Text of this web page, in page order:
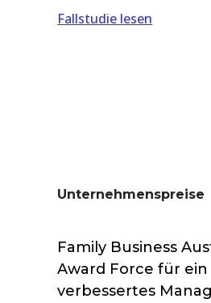
Fallstudie lesen
Unternehmenspreise
Family Business
Award Force für ein
verbessertes